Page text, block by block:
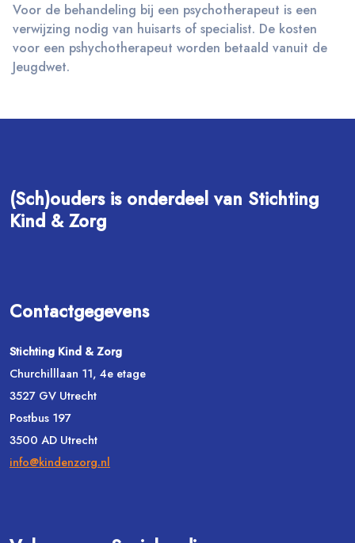
Voor de behandeling bij een psychotherapeut is een
verwijzing nodig van huisarts of specialist. De kosten
voor een pshychotherapeut worden betaald vanuit de
Jeugdwet.
(Sch)ouders is onderdeel van Stichting
Kind & Zorg
Contactgegevens
Stichting Kind & Zorg
Churchilllaan 11, 4e etage
3527 GV Utrecht
Postbus 197
3500 AD Utrecht
info@kindenzorg.nl